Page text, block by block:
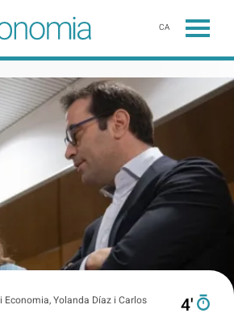
CA
Economia, Yolanda Díaz i Carlos
4′